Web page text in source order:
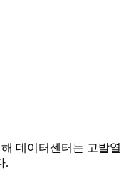
데이터센터는 고발열
.